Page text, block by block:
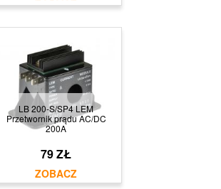
LB 200-S/SP4 LEM
Przetwornik prądu AC/DC
200A
79 ZŁ